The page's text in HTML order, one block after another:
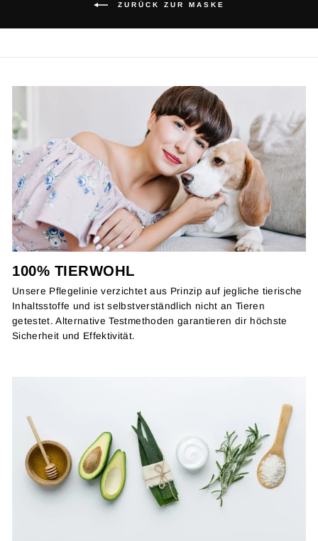
ZURÜCK ZUR MASKE
100% TIERWOHL
Unsere Pflegelinie verzichtet aus Prinzip auf jegliche tierische
Inhaltsstoffe und ist selbstverständlich nicht an Tieren
getestet. Alternative Testmethoden garantieren dir höchste
Sicherheit und Effektivität.